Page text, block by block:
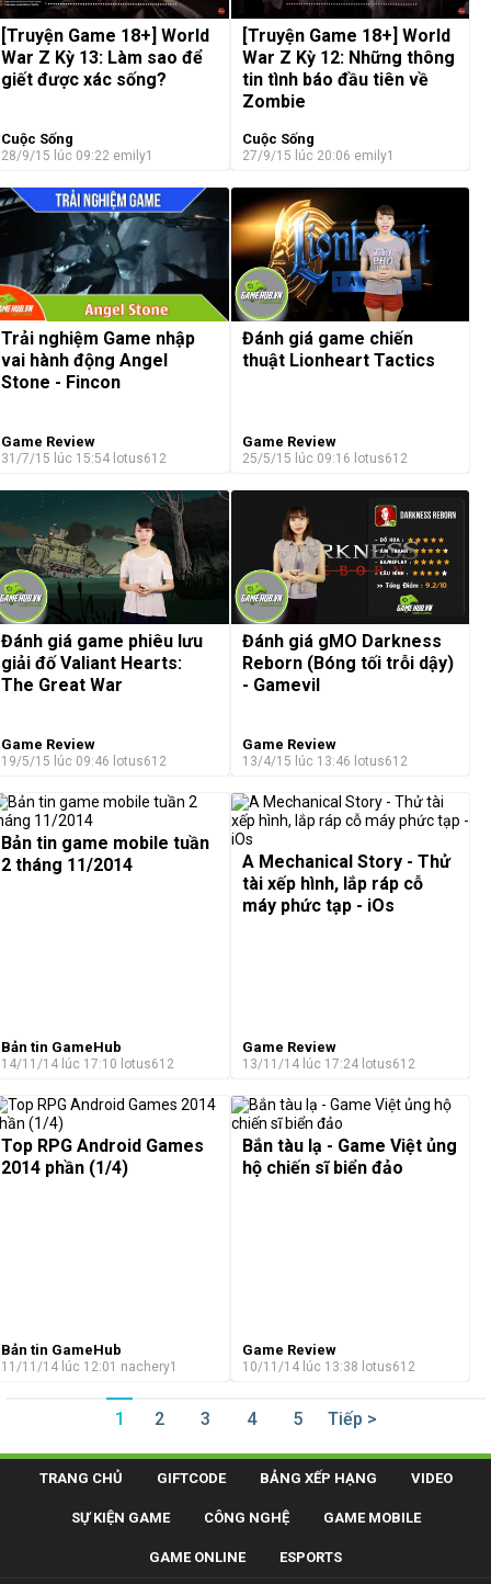
[Truyện Game 18+] World
War Z Kỳ 13: Làm sao để
giết được xác sống?
Cuộc Sống
28/9/15 lúc 09:22 emily1
[Truyện Game 18+] World
War Z Kỳ 12: Những thông
tin tình báo đầu tiên về
Zombie
Cuộc Sống
27/9/15 lúc 20:06 emily1
Trải nghiệm Game nhập
vai hành động Angel
Stone - Fincon
Game Review
31/7/15 lúc 15:54 lotus612
Đánh giá game chiến
thuật Lionheart Tactics
Game Review
25/5/15 lúc 09:16 lotus612
Đánh giá game phiêu lưu
giải đố Valiant Hearts:
The Great War
Game Review
19/5/15 lúc 09:46 lotus612
Đánh giá gMO Darkness
Reborn (Bóng tối trỗi dậy)
- Gamevil
Game Review
13/4/15 lúc 13:46 lotus612
Bản tin game mobile tuần
2 tháng 11/2014
Bản tin GameHub
14/11/14 lúc 17:10 lotus612
A Mechanical Story - Thử
tài xếp hình, lắp ráp cỗ
máy phức tạp - iOs
Game Review
13/11/14 lúc 17:24 lotus612
Top RPG Android Games
2014 phần (1/4)
Bản tin GameHub
11/11/14 lúc 12:01 nachery1
Bắn tàu lạ - Game Việt ủng
hộ chiến sĩ biển đảo
Game Review
10/11/14 lúc 13:38 lotus612
1 2 3 4 5 Tiếp >
TRANG CHỦ GIFTCODE BẢNG XẾP HẠNG VIDEO
SỰ KIỆN GAME CÔNG NGHỆ GAME MOBILE
GAME ONLINE ESPORTS